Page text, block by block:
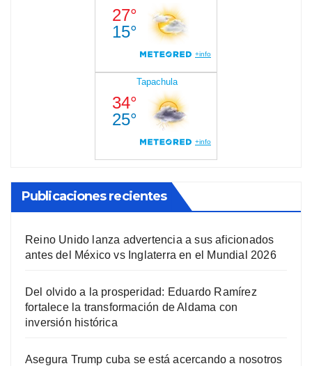
Publicaciones recientes
Reino Unido lanza advertencia a sus aficionados
antes del México vs Inglaterra en el Mundial 2026
Del olvido a la prosperidad: Eduardo Ramírez
fortalece la transformación de Aldama con
inversión histórica
Asegura Trump cuba se está acercando a nosotros